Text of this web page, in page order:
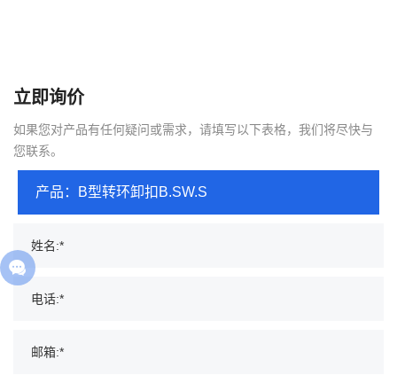
立即询价
如果您对产品有任何疑问或需求，请填写以下表格，我们将尽快与
您联系。